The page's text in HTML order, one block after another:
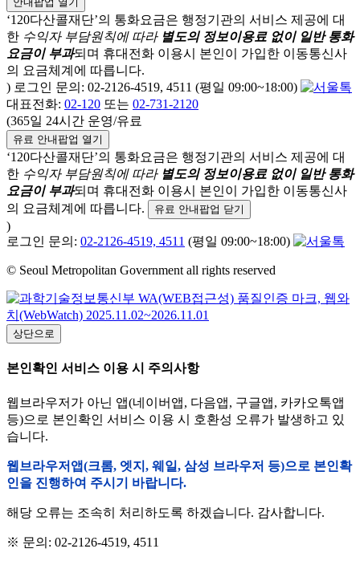
‘120다산콜재단’의 통화요금은 행정기관의 서비스 제공에 대
한 수익자 부담원칙에 따라 별도의 정보이용료 없이 일반 통화
요금이 부과되며 휴대전화 이용시 본인이 가입한 이동통신사
의 요금체계에 따릅니다.
) 로그인 문의: 02-2126-4519, 4511 (평일 09:00~18:00)
대표전화: 02-120 또는 02-731-2120
(365일 24시간 운영/유료
유료 안내팝업 열기
‘120다산콜재단’의 통화요금은 행정기관의 서비스 제공에 대
한 수익자 부담원칙에 따라 별도의 정보이용료 없이 일반 통화
요금이 부과되며 휴대전화 이용시 본인이 가입한 이동통신사
의 요금체계에 따릅니다.
유료 안내팝업 닫기
)
로그인 문의: 02-2126-4519, 4511 (평일 09:00~18:00)
© Seoul Metropolitan Government all rights reserved
상단으로
본인확인 서비스 이용 시 주의사항
웹브라우저가 아닌 앱(네이버앱, 다음앱, 구글앱, 카카오톡앱
등)으로 본인확인 서비스 이용 시 호환성 오류가 발생하고 있
습니다.
웹브라우저앱(크롬, 엣지, 웨일, 삼성 브라우저 등)으로 본인확
인을 진행하여 주시기 바랍니다.
해당 오류는 조속히 처리하도록 하겠습니다. 감사합니다.
※ 문의: 02-2126-4519, 4511